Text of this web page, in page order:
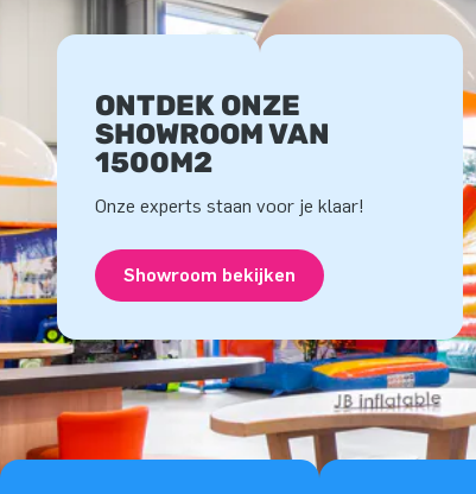
ONTDEK ONZE
SHOWROOM VAN
1500M2
Onze experts staan voor je klaar!
Showroom bekijken